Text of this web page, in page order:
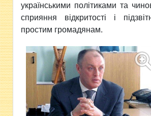
українськими політиками та
сприяння відкритості і
простим громадянам.